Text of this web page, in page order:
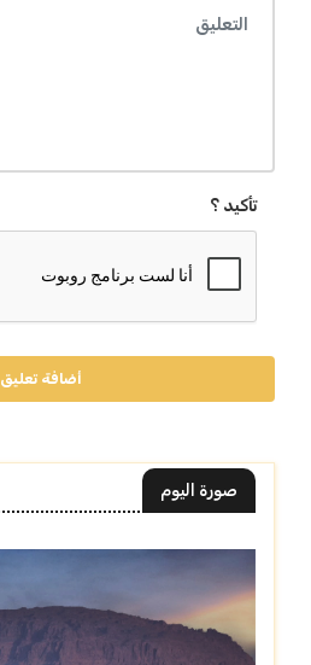
تأكيد ؟
أضافة تعليق
صورة اليوم